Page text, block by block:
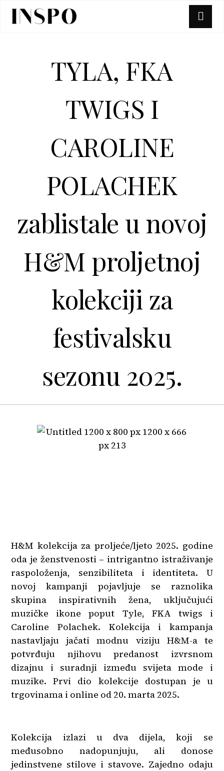
TYLA, FKA
TWIGS I
CAROLINE
POLACHEK
zablistale u novoj
H&M proljetnoj
kolekciji za
festivalsku
sezonu 2025.
H&M kolekcija za proljeće/ljeto 2025. godine
oda je ženstvenosti – intrigantno istraživanje
raspoloženja, senzibiliteta i identiteta. U
novoj kampanji pojavljuje se raznolika
skupina inspirativnih žena, uključujući
muzičke ikone poput Tyle, FKA twigs i
Caroline Polachek. Kolekcija i kampanja
nastavljaju jačati modnu viziju H&M-a te
potvrđuju njihovu predanost izvrsnom
dizajnu i suradnji između svijeta mode i
muzike. Prvi dio kolekcije dostupan je u
trgovinama i online od 20. marta 2025.
Kolekcija izlazi u dva dijela, koji se
međusobno nadopunjuju, ali donose
jedinstvene stilove i stavove. Zajedno odaju